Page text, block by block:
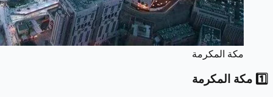
مكة المكرمة
1️⃣ مكة المكرمة